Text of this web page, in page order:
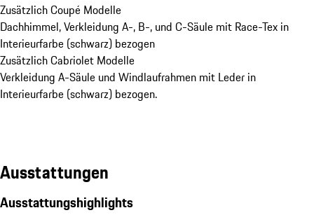
Zusätzlich Coupé Modelle
Dachhimmel, Verkleidung A-, B-, und C-Säule mit Race-Tex in
Interieurfarbe (schwarz) bezogen
Zusätzlich Cabriolet Modelle
Verkleidung A-Säule und Windlaufrahmen mit Leder in
Interieurfarbe (schwarz) bezogen.
Ausstattungen
Ausstattungshighlights